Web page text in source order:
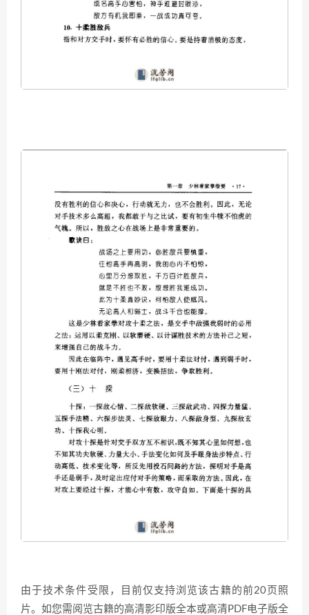
由于技术条件受限，目前仅支持浏览该古籍的前20页照
片。如您需阅览古籍的高清影印版全本或高清PDF电子版全